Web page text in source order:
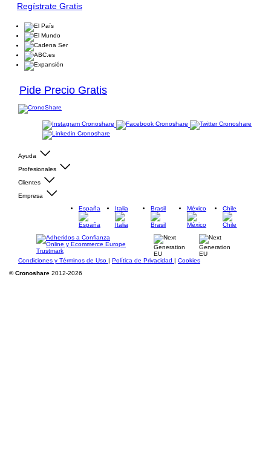
Regístrate Gratis
Pide Precio Gratis
Ayuda
Profesionales
Clientes
Empresa
España
Italia Brasil México Chile
Condiciones y Términos de Uso | Política de Privacidad | Cookies
©Cronoshare 2012-2026